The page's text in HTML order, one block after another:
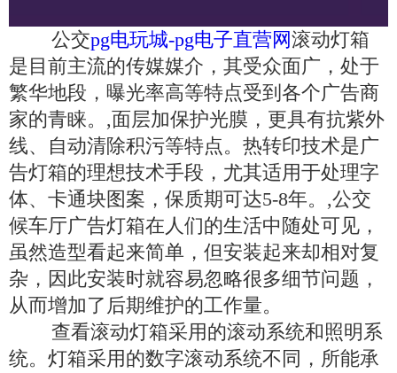
公交pg电玩城-pg电子直营网滚动灯箱
是目前主流的传媒媒介，其受众面广，处于
繁华地段，曝光率高等特点受到各个广告商
家的青睐。,面层加保护光膜，更具有抗紫外
线、自动清除积污等特点。热转印技术是广
告灯箱的理想技术手段，尤其适用于处理字
体、卡通块图案，保质期可达5-8年。,公交
候车厅广告灯箱在人们的生活中随处可见，
虽然造型看起来简单，但安装起来却相对复
杂，因此安装时就容易忽略很多细节问题，
从而增加了后期维护的工作量。
查看滚动灯箱采用的滚动系统和照明系
统。灯箱采用的数字滚动系统不同，所能承